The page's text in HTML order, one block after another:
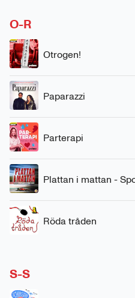
O-R
Otrogen!
Paparazzi
Parterapi
Plattan i mattan -
Röda tråden
S-S